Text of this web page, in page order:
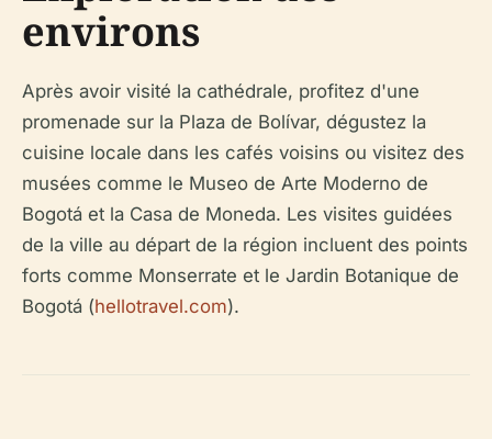
environs
Après avoir visité la cathédrale, profitez d'une
promenade sur la Plaza de Bolívar, dégustez la
cuisine locale dans les cafés voisins ou visitez des
musées comme le Museo de Arte Moderno de
Bogotá et la Casa de Moneda. Les visites guidées
de la ville au départ de la région incluent des points
forts comme Monserrate et le Jardin Botanique de
Bogotá (hellotravel.com).